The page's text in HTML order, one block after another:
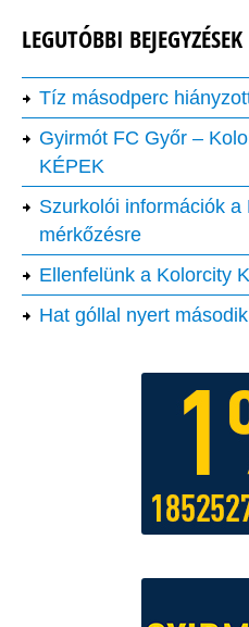
LEGUTÓBBI BEJEGYZÉSEK
Tíz másodperc
Gyirmót FC Győr –
KÉPEK
Szurkolói információk
mérkőzésre
Ellenfelünk a Kolorcity
Hat góllal nyert